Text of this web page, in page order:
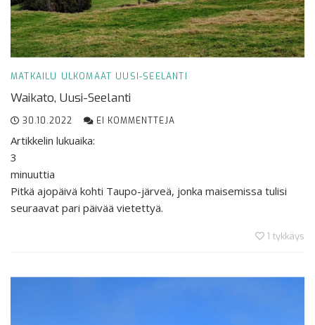
MATKAILU ULKOMAAT UUSI-SEELANTI
Waikato, Uusi-Seelanti
30.10.2022 EI KOMMENTTEJA
Artikkelin lukuaika:
3
minuuttia
Pitkä ajopäivä kohti Taupo-järveä, jonka maisemissa tulisi
seuraavat pari päivää vietettyä.
1 tykkäys